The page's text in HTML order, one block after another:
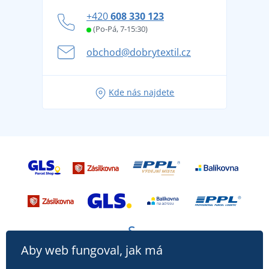
Věrnostní program BONTIS +
Letní dobrodružství začíná balením aneb připravte
se na dovolenou bez starostí
+420608 330 123
(Po-Pá, 7-15:30)
obchod@dobrytextil.cz
Kde nás najdete
Aby web fungoval, jak má